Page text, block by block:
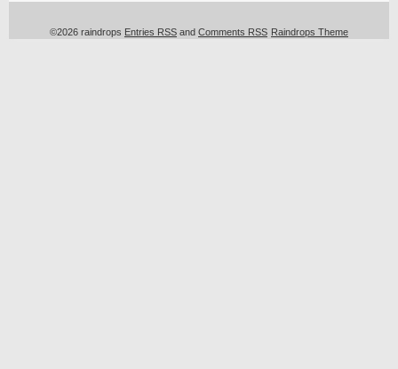
©2026 raindrops Entries RSS and Comments RSS Raindrops Theme